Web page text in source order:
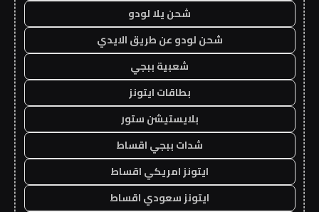
شحن يلا لودو
شحن لودو عن طريق الايدي
شعبية ببجي
بطاقات ايتونز
بلايستيشن ستور
شدات ببجي اقساط
ايتونز امريكي اقساط
ايتونز سعودي اقساط